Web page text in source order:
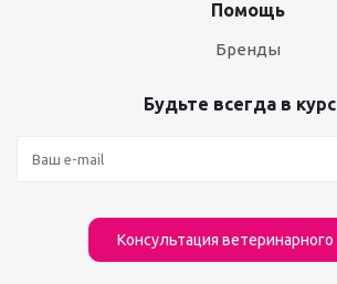
Помощь
Бренды
Будьте всегда в
Консультация ветеринарного